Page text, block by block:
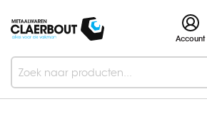
Account
Search